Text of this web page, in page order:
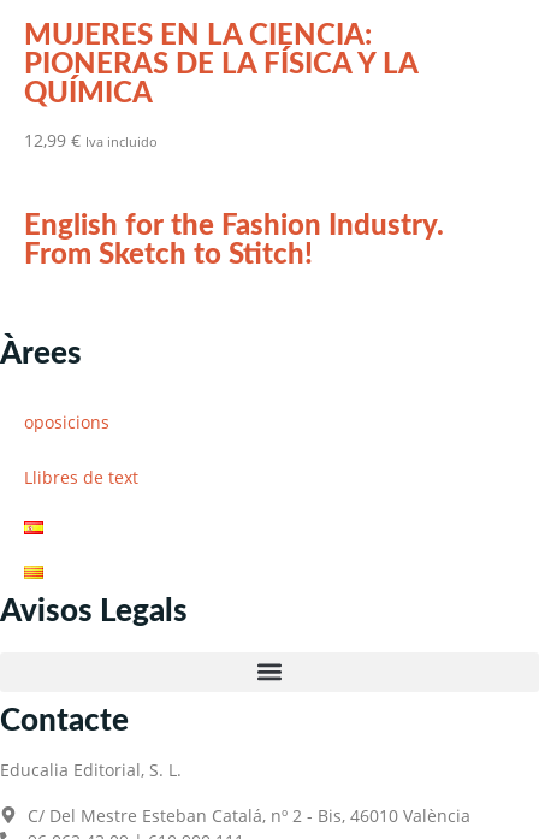
MUJERES EN LA CIENCIA:
PIONERAS DE LA FÍSICA Y LA
QUÍMICA
12,99 € Iva incluido
English for the Fashion Industry.
From Sketch to Stitch!
Àrees
oposicions
Llibres de text
Avisos Legals
Contacte
Educalia Editorial, S. L.
C/ Del Mestre Esteban Catalá, nº 2 - Bis, 46010 València